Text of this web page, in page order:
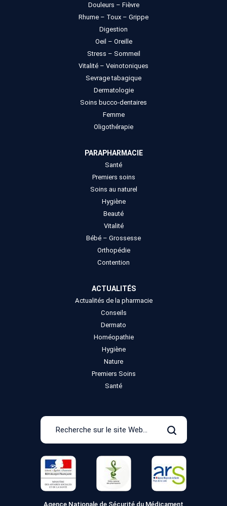
Douleurs – Fièvre
Rhume – Toux – Grippe
Digestion
Oeil – Oreille
Stress – Sommeil
Vitalité – Veinotoniques
Sevrage tabagique
Dermatologie
Soins bucco-dentaires
Femme
Oligothérapie
PARAPHARMACIE
Santé
Premiers soins
Soins au naturel
Hygiène
Beauté
Vitalité
Bébé – Grossesse
Orthopédie
Contention
ACTUALITÉS
Actualités de la pharmacie
Conseils
Dermato
Homéopathie
Hygiène
Nature
Premiers Soins
Santé
Recherche
le
site
Web
Rechercher
Agence Nationale de Sécurité du Médicament